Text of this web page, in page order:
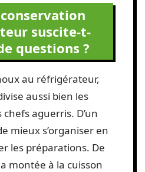
suscite-t-
questions ?
au réfrigérateur,
aussi bien les
aguerris. D’un
mieux s’organiser en
les préparations. De
montée à la cuisson